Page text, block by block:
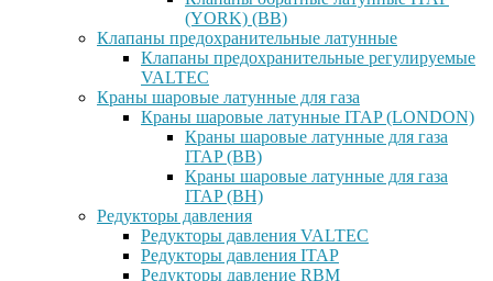
(YORK) (ВВ)
Клапаны предохранительные латунные
Клапаны предохранительные регулируемые
VALTEC
Краны шаровые латунные для газа
Краны шаровые латунные ITAP (LONDON)
Краны шаровые латунные для газа
ITAP (ВВ)
Краны шаровые латунные для газа
ITAP (ВН)
Редукторы давления
Редукторы давления VALTEC
Редукторы давления ITAP
Редукторы давление RBM